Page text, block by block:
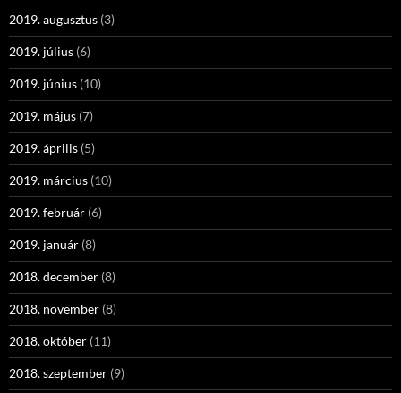
2019. augusztus (3)
2019. július (6)
2019. június (10)
2019. május (7)
2019. április (5)
2019. március (10)
2019. február (6)
2019. január (8)
2018. december (8)
2018. november (8)
2018. október (11)
2018. szeptember (9)